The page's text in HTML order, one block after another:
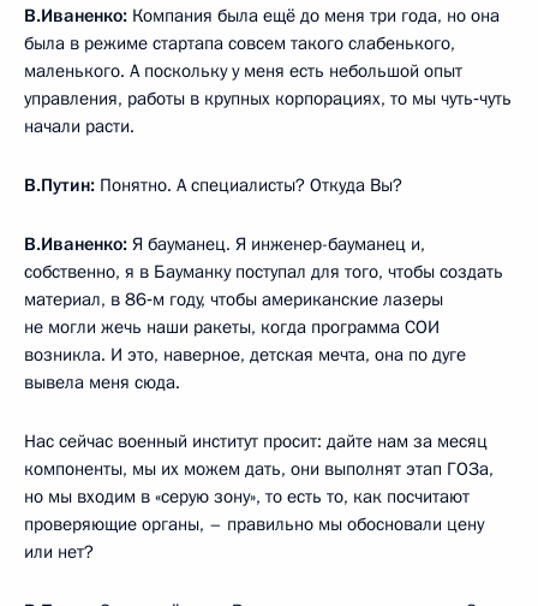
В.Иваненко: Компания была ещё до меня три года, но она
была в режиме стартапа совсем такого слабенького,
маленького. А поскольку у меня есть небольшой опыт
управления, работы в крупных корпорациях, то мы чуть‑чуть
начали расти.
В.Путин: Понятно. А специалисты? Откуда Вы?
В.Иваненко: Я бауманец. Я инженер-бауманец и,
собственно, я в Бауманку поступал для того, чтобы создать
материал, в 86‑м году, чтобы американские лазеры
не могли жечь наши ракеты, когда программа СОИ
возникла. И это, наверное, детская мечта, она по дуге
вывела меня сюда.
Нас сейчас военный институт просит: дайте нам за месяц
компоненты, мы их можем дать, они выполнят этап ГОЗа,
но мы входим в «серую зону», то есть то, как посчитают
проверяющие органы, – правильно мы обосновали цену
или нет?